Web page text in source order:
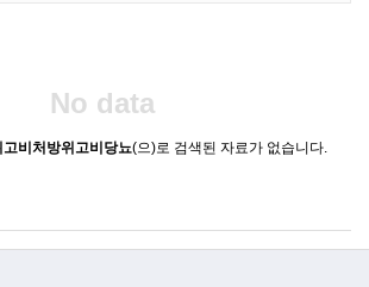
No data
비처방위고비당뇨(으)로 검색된 자료가 없습니다.